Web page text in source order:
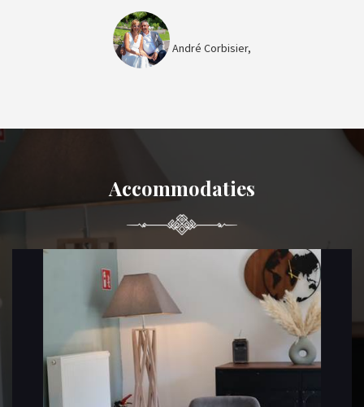
André Corbisier,
Accommodaties